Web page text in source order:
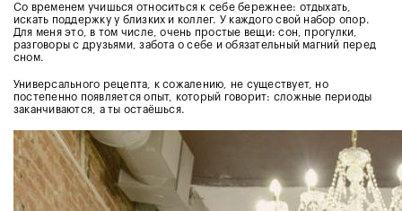
Со временем учишься относиться к себе бережнее: отдыхать,
искать поддержку у близких и коллег. У каждого свой набор опор.
Для меня это, в том числе, очень простые вещи: сон, прогулки,
разговоры с друзьями, забота о себе и обязательный магний перед
сном.
Универсального рецепта, к сожалению, не существует, но
постепенно появляется опыт, который говорит: сложные периоды
заканчиваются, а ты остаёшься.